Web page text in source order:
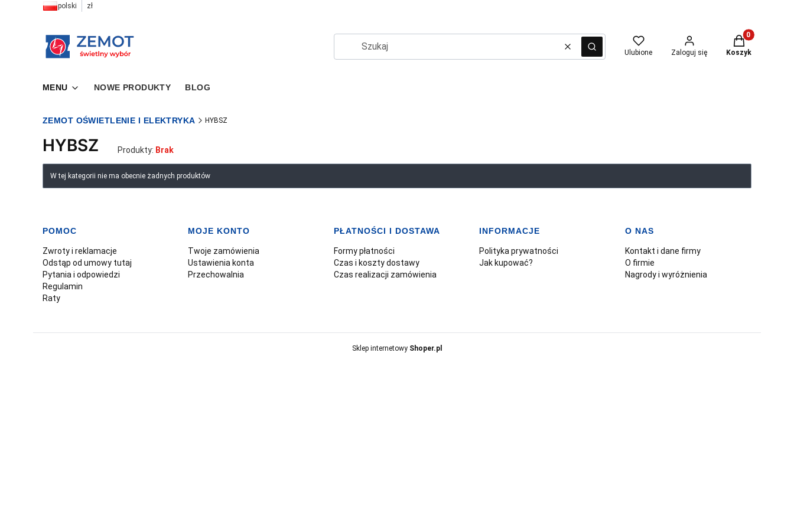
polski zł
WyczyśćSzukaj Ulubione Zaloguj się
Produkty w
Koszyk
MENU NOWE PRODUKTY BLOG
ZEMOT OŚWIETLENIE I ELEKTRYKA HYBSZ
HYBSZ Produkty: Brak
Lista produktów
W tej kategorii nie ma obecnie żadnych produktów
Linki w stopce
POMOC
Zwroty i reklamacje
Odstąp od umowy tutaj
Pytania i odpowiedzi
Regulamin
Raty
MOJE KONTO
Twoje zamówienia
Ustawienia konta
Przechowalnia
PŁATNOŚCI I DOSTAWA
Formy płatności
Czas i koszty dostawy
Czas realizacji zamówienia
INFORMACJE
Polityka prywatności
Jak kupować?
O NAS
Kontakt i dane firmy
O firmie
Nagrody i wyróżnienia
Sklep internetowy Shoper.pl